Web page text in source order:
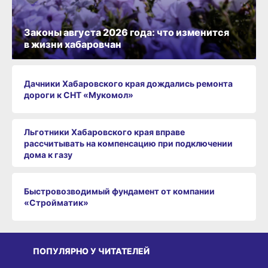
Дачники Хабаровского края дождались ремонта
дороги к СНТ «Мукомол»
Льготники Хабаровского края вправе
рассчитывать на компенсацию при подключении
дома к газу
Быстровозводимый фундамент от компании
«Стройматик»
Законы августа 2026 года: что изменится
в жизни хабаровчан
ПОПУЛЯРНО У ЧИТАТЕЛЕЙ